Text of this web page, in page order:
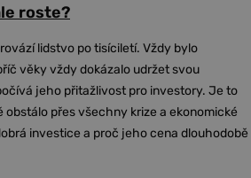
roste?
lidstvo po tisíciletí. Vždy bylo
věky vždy dokázalo udržet svou
jeho přitažlivost pro investory. Je to
přes všechny krize a ekonomické
investice a proč jeho cena dlouhodobě